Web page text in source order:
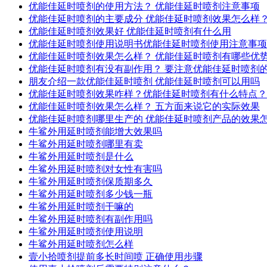
优能佳延时喷剂的使用方法？ 优能佳延时喷剂注意事项
优能佳延时喷剂的主要成分 优能佳延时喷剂效果怎么样？
优能佳延时喷剂效果好 优能佳延时喷剂有什么用
优能佳延时喷剂使用说明书优能佳延时喷剂使用注意事项
优能佳延时喷剂效果怎么样？ 优能佳延时喷剂有哪些优
优能佳延时喷剂有没有副作用？ 要注意优能佳延时喷剂
朋友介绍一款优能佳延时喷剂 优能佳延时喷剂可以用吗
优能佳延时喷剂效果咋样？优能佳延时喷剂有什么特点？
优能佳延时喷剂效果怎么样？ 五方面来说它的实际效果
优能佳延时喷剂哪里生产的 优能佳延时喷剂产品的效果
牛鲨外用延时喷剂能增大效果吗
牛鲨外用延时喷剂哪里有卖
牛鲨外用延时喷剂是什么
牛鲨外用延时喷剂对女性有害吗
牛鲨外用延时喷剂保质期多久
牛鲨外用延时喷剂多少钱一瓶
牛鲨外用延时喷剂干嘛的
牛鲨外用延时喷剂有副作用吗
牛鲨外用延时喷剂使用说明
牛鲨外用延时喷剂怎么样
壹小拾喷剂提前多长时间喷 正确使用步骤